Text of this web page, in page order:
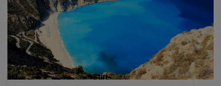
Stiri